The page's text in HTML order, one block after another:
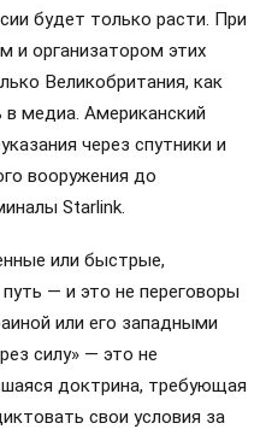
будет только расти. При
и организатором этих
Великобритания, как
медиа. Американский
через спутники и
вооружения до
Starlink.
или быстрые,
— и это не переговоры
или его западными
силу» — это не
доктрина, требующая
свои условия за